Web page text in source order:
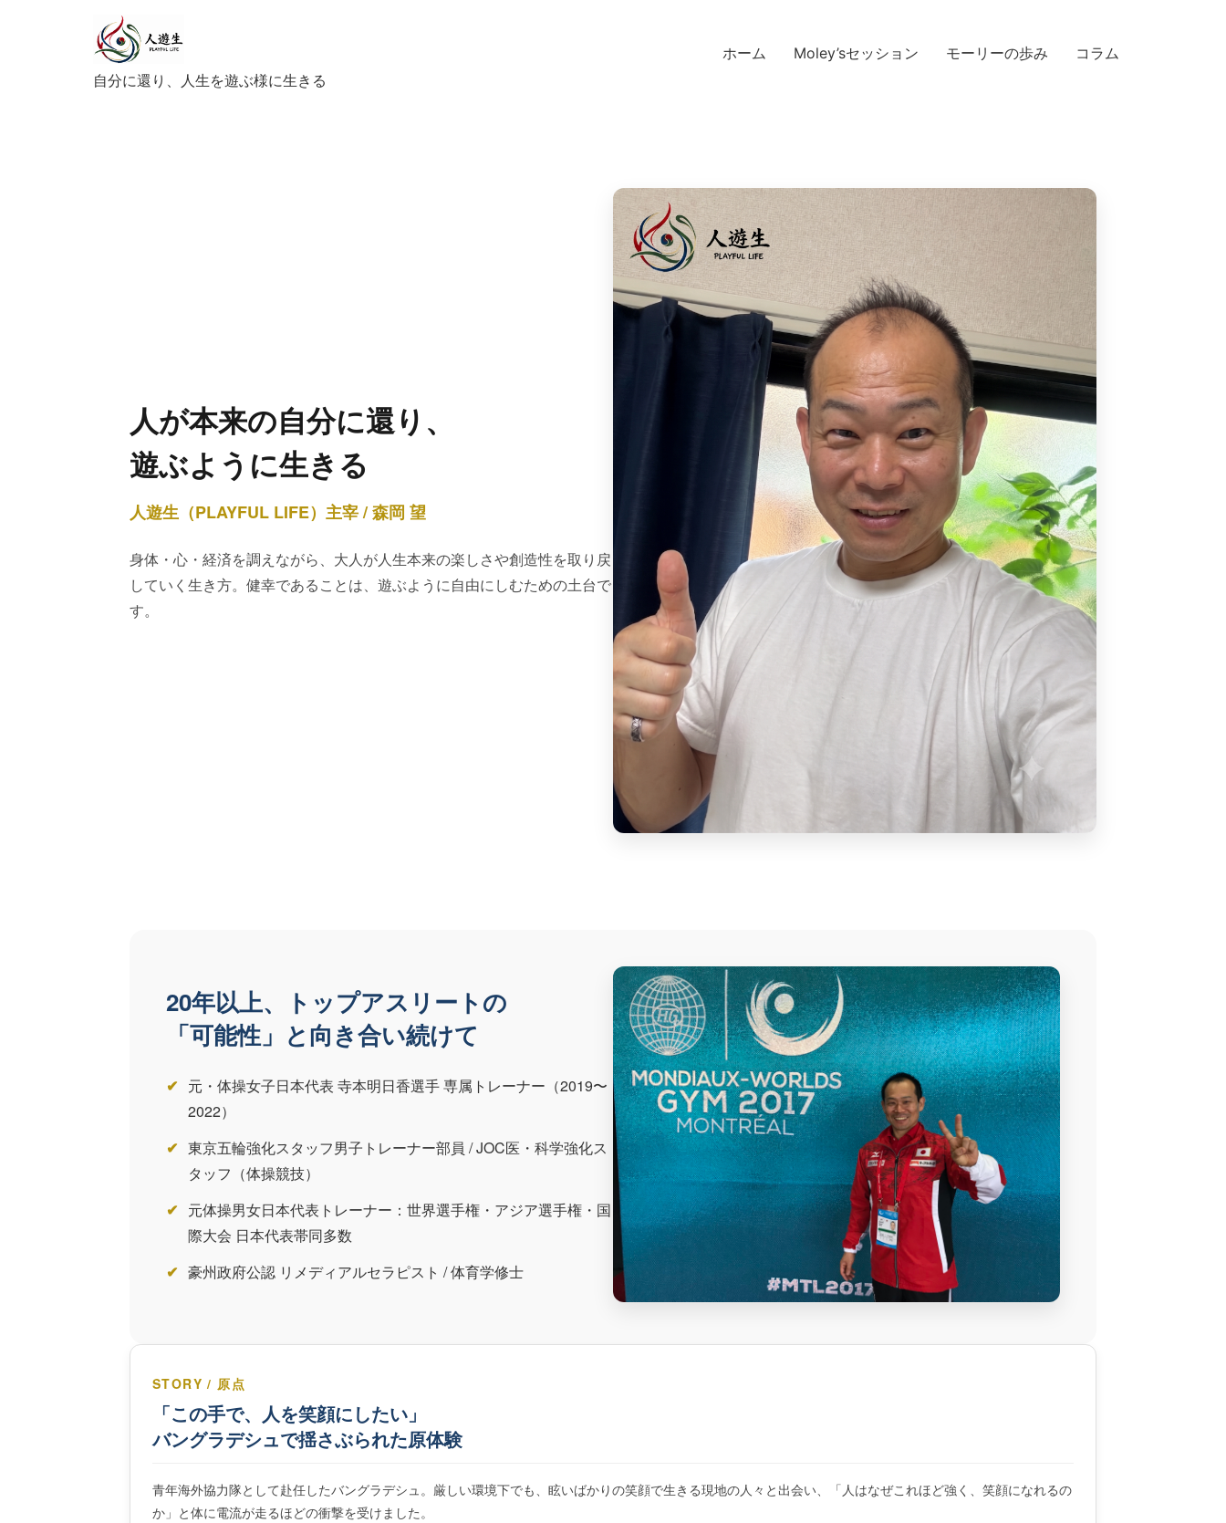
自分に還り、人生を遊ぶ様に生きる
ホーム Moley’sセッション モーリーの歩み コラム
人が本来の自分に還り、
遊ぶように生きる
人遊生（PLAYFUL LIFE）主宰 / 森岡 望
身体・心・経済を調えながら、大人が人生本来の楽しさや創造性を取り戻
していく生き方。健幸であることは、遊ぶように自由にしむための土台で
す。
20年以上、トップアスリートの
「可能性」と向き合い続けて
元・体操女子日本代表 寺本明日香選手 専属トレーナー（2019〜
2022）
東京五輪強化スタッフ男子トレーナー部員 / JOC医・科学強化ス
タッフ（体操競技）
元体操男女日本代表トレーナー：世界選手権・アジア選手権・国
際大会 日本代表帯同多数
豪州政府公認 リメディアルセラピスト / 体育学修士
STORY / 原点
「この手で、人を笑顔にしたい」
バングラデシュで揺さぶられた原体験
青年海外協力隊として赴任したバングラデシュ。厳しい環境下でも、眩いばかりの笑顔で生きる現地の人々と出会い、「人はなぜこれほど強く、笑顔になれるの
か」と体に電流が走るほどの衝撃を受けました。